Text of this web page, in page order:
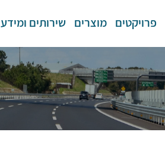
פרויקטים מוצרים שירותים ומידע